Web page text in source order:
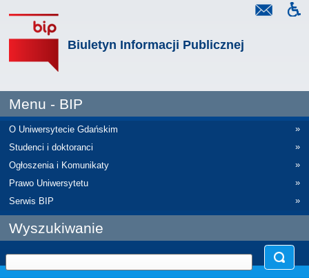
Biuletyn Informacji Publicznej
Menu - BIP
O Uniwersytecie Gdańskim
»
Studenci i doktoranci
»
Ogłoszenia i Komunikaty
»
Prawo Uniwersytetu
»
Serwis BIP
»
Wyszukiwanie